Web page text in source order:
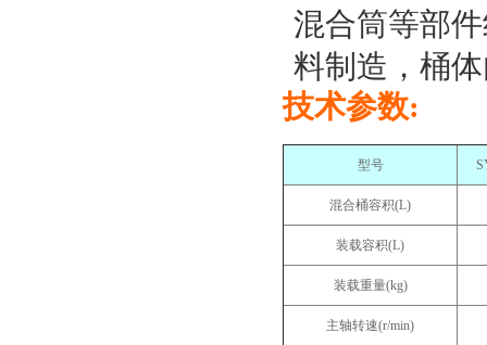
混合筒等部
料制造，桶
技术参数:
型号
混合桶容积(L)
装载容积(L)
装载重量(kg)
主轴转速(r/min)